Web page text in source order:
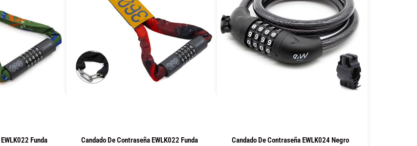
Funda
Candado De Contraseña EWLK022 Funda
Candado De Contraseña EWLK024 Negro